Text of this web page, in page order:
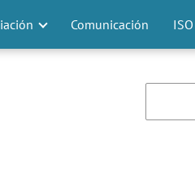
Comunicación ISO